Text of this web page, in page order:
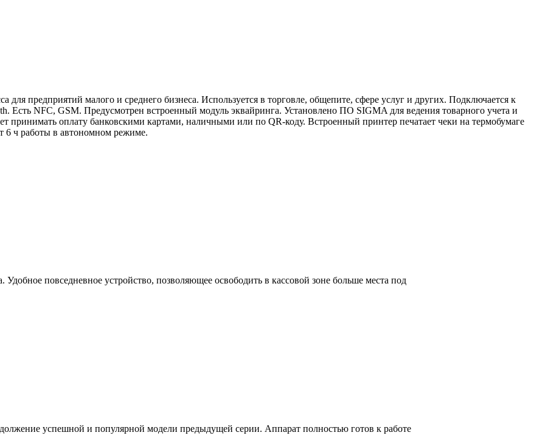
предприятий малого и среднего бизнеса. Используется в торговле, общепите, сфере услуг и других. Подключается к
Есть NFC, GSM. Предусмотрен встроенный модуль эквайринга. Установлено ПО SIGMA для ведения товарного учета и
принимать оплату банковскими картами, наличными или по QR-коду. Встроенный принтер печатает чеки на термобумаге
6 ч работы в автономном режиме.
повседневное устройство, позволяющее освободить в кассовой зоне больше места под
успешной и популярной модели предыдущей серии. Аппарат полностью готов к работе